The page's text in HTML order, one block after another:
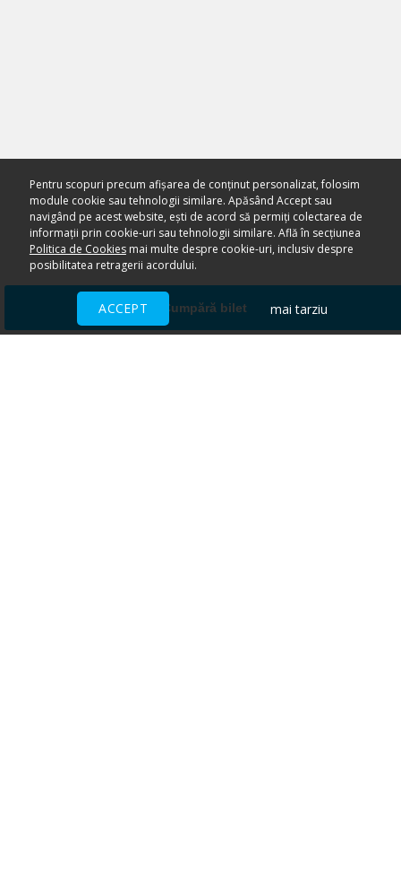
Cumpără bilet
Pentru scopuri precum afișarea de conținut personalizat, folosim
module cookie sau tehnologii similare. Apăsând Accept sau
navigând pe acest website, ești de acord să permiți colectarea de
informații prin cookie-uri sau tehnologii similare. Află în secțiunea
Politica de Cookiesmai multe despre cookie-uri, inclusiv despre
posibilitatea retragerii acordului.
ACCEPT mai tarziu